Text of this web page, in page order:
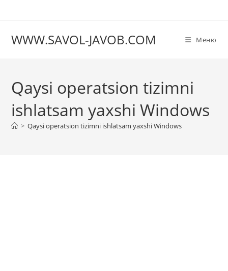
WWW.SAVOL-JAVOB.COM Меню
Qaysi operatsion tizimni
ishlatsam yaxshi Windows
> Qaysi operatsion tizimni ishlatsam yaxshi Windows